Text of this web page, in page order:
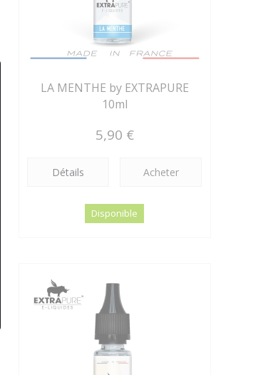
LA MENTHE by EXTRAPURE
10ml
5,90 €
Détails Acheter
Disponible